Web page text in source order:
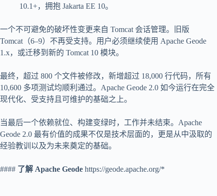
10.1+，拥抱 Jakarta EE 10。
一个不可避免的破坏性变更来自 Tomcat 会话管理。旧版
Tomcat（6–9）不再受支持。用户必须继续使用 Apache Geode
1.x，或迁移到新的 Tomcat 10 模块。
最终，超过 800 个文件被修改，新增超过 18,000 行代码，所有
10,600 多项测试均顺利通过。Apache Geode 2.0 如今运行在完全
现代化、受支持且可维护的基础之上。
当最后一个依赖就位、构建变绿时，工作并未结束。Apache
Geode 2.0 最有价值的成果不仅是技术层面的，更是从中汲取的
经验教训以及为未来奠定的基础。
#### 了解 Apache Geode https://geode.apache.org/*